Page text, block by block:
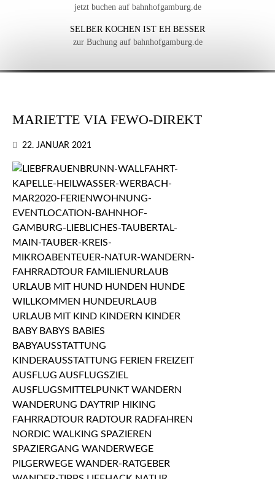
jetzt buchen auf bahnhofgamburg.de
SELBER KOCHEN IST EH BESSER
zur Buchung auf bahnhofgamburg.de
MARIETTE VIA FEWO-DIREKT
22. JANUAR 2021